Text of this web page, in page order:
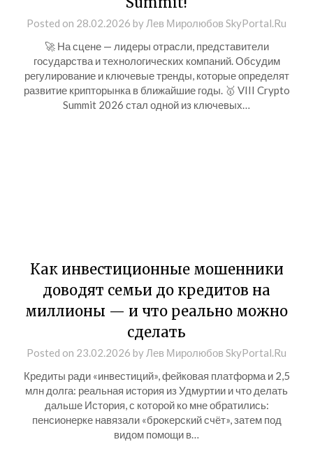
Posted on 28.02.2026 by Лев Миролюбов SkyPortal.Ru
🚀 На сцене — лидеры отрасли, представители
государства и технологических компаний. Обсудим
регулирование и ключевые тренды, которые определят
развитие крипторынка в ближайшие годы. 🥇 VIII Crypto
Summit 2026 стал одной из ключевых…
Как инвестиционные мошенники
доводят семьи до кредитов на
миллионы — и что реально можно
сделать
Posted on 23.02.2026 by Лев Миролюбов SkyPortal.Ru
Кредиты ради «инвестиций», фейковая платформа и 2,5
млн долга: реальная история из Удмуртии и что делать
дальше История, с которой ко мне обратились:
пенсионерке навязали «брокерский счёт», затем под
видом помощи в…